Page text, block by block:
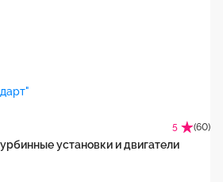
5 (60)
установки и двигатели